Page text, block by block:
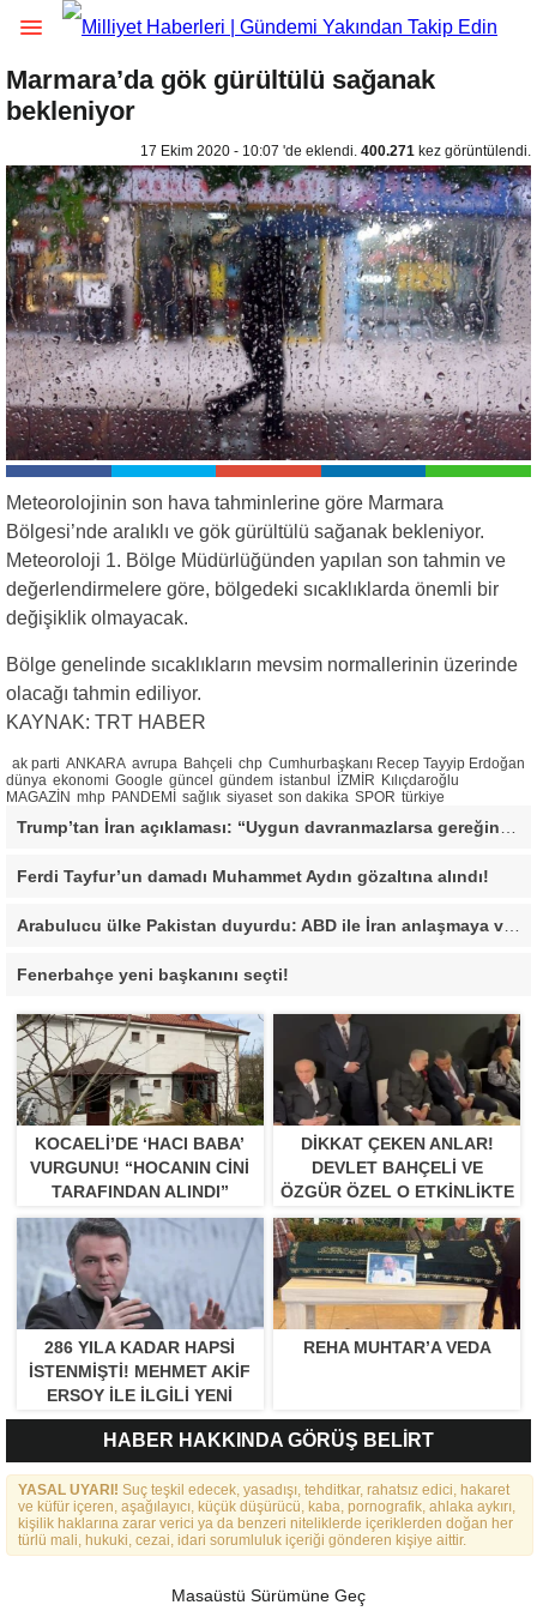
Marmara’da gök gürültülü sağanak
bekleniyor
17 Ekim 2020 - 10:07 'de eklendi. 400.271 kez görüntülendi.
Meteorolojinin son hava tahminlerine göre Marmara
Bölgesi’nde aralıklı ve gök gürültülü sağanak bekleniyor.
Meteoroloji 1. Bölge Müdürlüğünden yapılan son tahmin ve
değerlendirmelere göre, bölgedeki sıcaklıklarda önemli bir
değişiklik olmayacak.
Bölge genelinde sıcaklıkların mevsim normallerinin üzerinde
olacağı tahmin ediliyor.
KAYNAK: TRT HABER
ak parti ANKARA avrupa Bahçeli chp Cumhurbaşkanı Recep Tayyip Erdoğan
dünya ekonomi Google güncel gündem istanbul İZMİR Kılıçdaroğlu
MAGAZİN mhp PANDEMİ sağlık siyaset son dakika SPOR türkiye
Trump’tan İran açıklaması: “Uygun davranmazlarsa gereğini yaparım”
Ferdi Tayfur’un damadı Muhammet Aydın gözaltına alındı!
Arabulucu ülke Pakistan duyurdu: ABD ile İran anlaşmaya vardı
Fenerbahçe yeni başkanını seçti!
KOCAELI’DE ‘HACI BABA’
VURGUNU! “HOCANIN CINI
TARAFINDAN ALINDI”
DIKKAT ÇEKEN ANLAR!
DEVLET BAHÇELI VE
ÖZGÜR ÖZEL O ETKINLIKTE
BIR ARAYA GELDILER
286 YILA KADAR HAPSI
ISTENMIŞTI! MEHMET AKIF
ERSOY ILE ILGILI YENI
GELIŞME
REHA MUHTAR’A VEDA
HABER HAKKINDA GÖRÜŞ BELİRT
YASAL UYARI! Suç teşkil edecek, yasadışı, tehditkar, rahatsız edici, hakaret
ve küfür içeren, aşağılayıcı, küçük düşürücü, kaba, pornografik, ahlaka aykırı,
kişilik haklarına zarar verici ya da benzeri niteliklerde içeriklerden doğan her
türlü mali, hukuki, cezai, idari sorumluluk içeriği gönderen kişiye aittir.
Masaüstü Sürümüne Geç